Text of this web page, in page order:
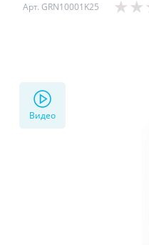
Арт. GRN10001K25
Видео